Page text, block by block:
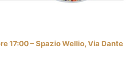
17:00 – Spazio Wellio, Via Dante